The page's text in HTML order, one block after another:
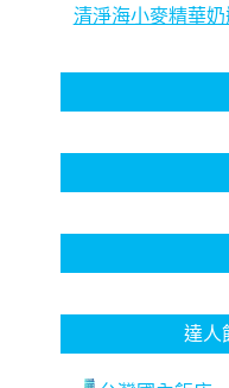
清淨海小麥精華
達人